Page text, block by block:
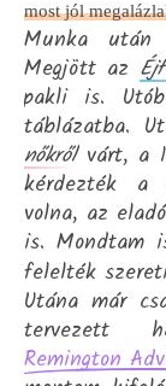
most jól
Munka után
Megjött az
pakli is.
táblázatba.
nőkrőlvárt, a
kérdezték a
volna, az
is. Mondtam
felelték
Utána már
tervezett
Remington